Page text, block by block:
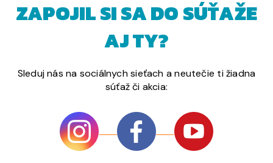
ZAPOJIL SI SA DO SÚŤAŽE
AJ TY?
Sleduj nás na sociálnych sieťach a neutečie ti žiadna
súťaž či akcia: